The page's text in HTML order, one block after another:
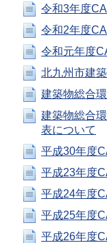
令和3年度
令和2年度
令和元年度
北九州市建
建築物総合
建築物総合
表について
平成30年度
平成23年度
平成24年度
平成25年度
平成26年度